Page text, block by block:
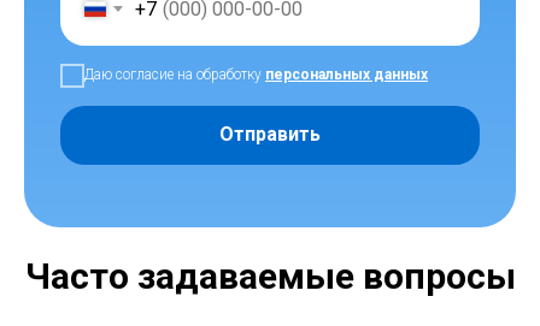
+7
Даю согласие на обработку персональных данных
Отправить
Часто задаваемые вопросы